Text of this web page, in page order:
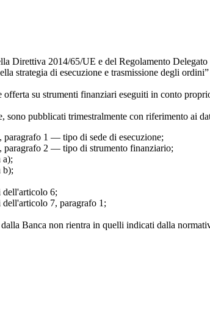
Direttiva 2014/65/UE e del Regolamento
strategia di esecuzione e trasmissione degli
su strumenti finanziari eseguiti in conto
pubblicati trimestralmente con riferimento ai
1 — tipo di sede di esecuzione;
2 — tipo di strumento finanziario;
a);
b);
dell'articolo 6;
7, paragrafo 1;
Banca non rientra in quelli indicati dalla